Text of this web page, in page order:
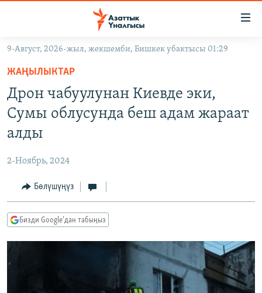
Навигацияга
өтүңүз
Издөөгө
салыңыз
КЫРГЫЗСТАН
КЫРГЫЗСТАН
МАДАНИЯТ
ДҮЙНӨ
УКРАИНА
ТВ ПРОГРАММАЛАР
БҮГҮН АЗАТТЫКТА
ПОДКАСТ
Русский
9-Август, 2026-жыл, жекшемби, Бишкек убактысы 01:29
ЖАҢЫЛЫКТАР
Дрон чабуулунан Киевде эки,
Сумы облусунда беш адам жараат
алды
2-Ноябрь, 2024
Бөлүшүңүз
Бизди Google'дан табыңыз